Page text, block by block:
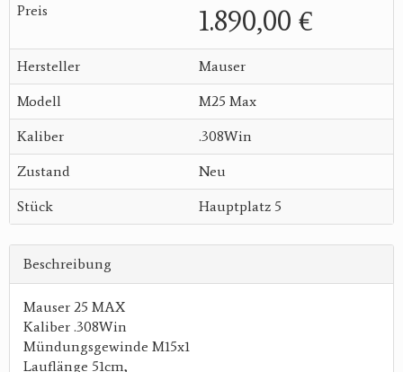
Preis 1.890,00 €
Hersteller Mauser
Modell M25 Max
Kaliber .308Win
Zustand Neu
Stück Hauptplatz 5
Beschreibung
Mauser 25 MAX
Kaliber .308Win
Mündungsgewinde M15x1
Lauflänge 51cm,